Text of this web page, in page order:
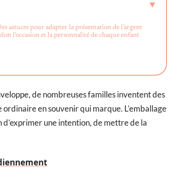
astuces pour adapter la présentation de l’argent
l’occasion et la personnalité de chaque enfant
de nombreuses familles inventent des
en souvenir qui marque. L’emballage
d’exprimer une intention, de mettre de la